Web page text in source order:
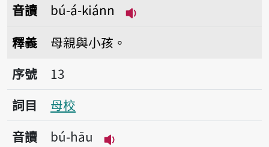
音讀
bú-á-kiánn
釋義
母親與小孩。
序號13母校
序號
13
詞目
母校
音讀
bú-hāu